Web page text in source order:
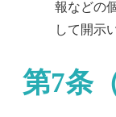
報などの
して開示
第7条